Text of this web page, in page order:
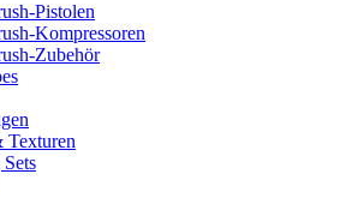
Pistolen
Kompressoren
Zubehör
Texturen